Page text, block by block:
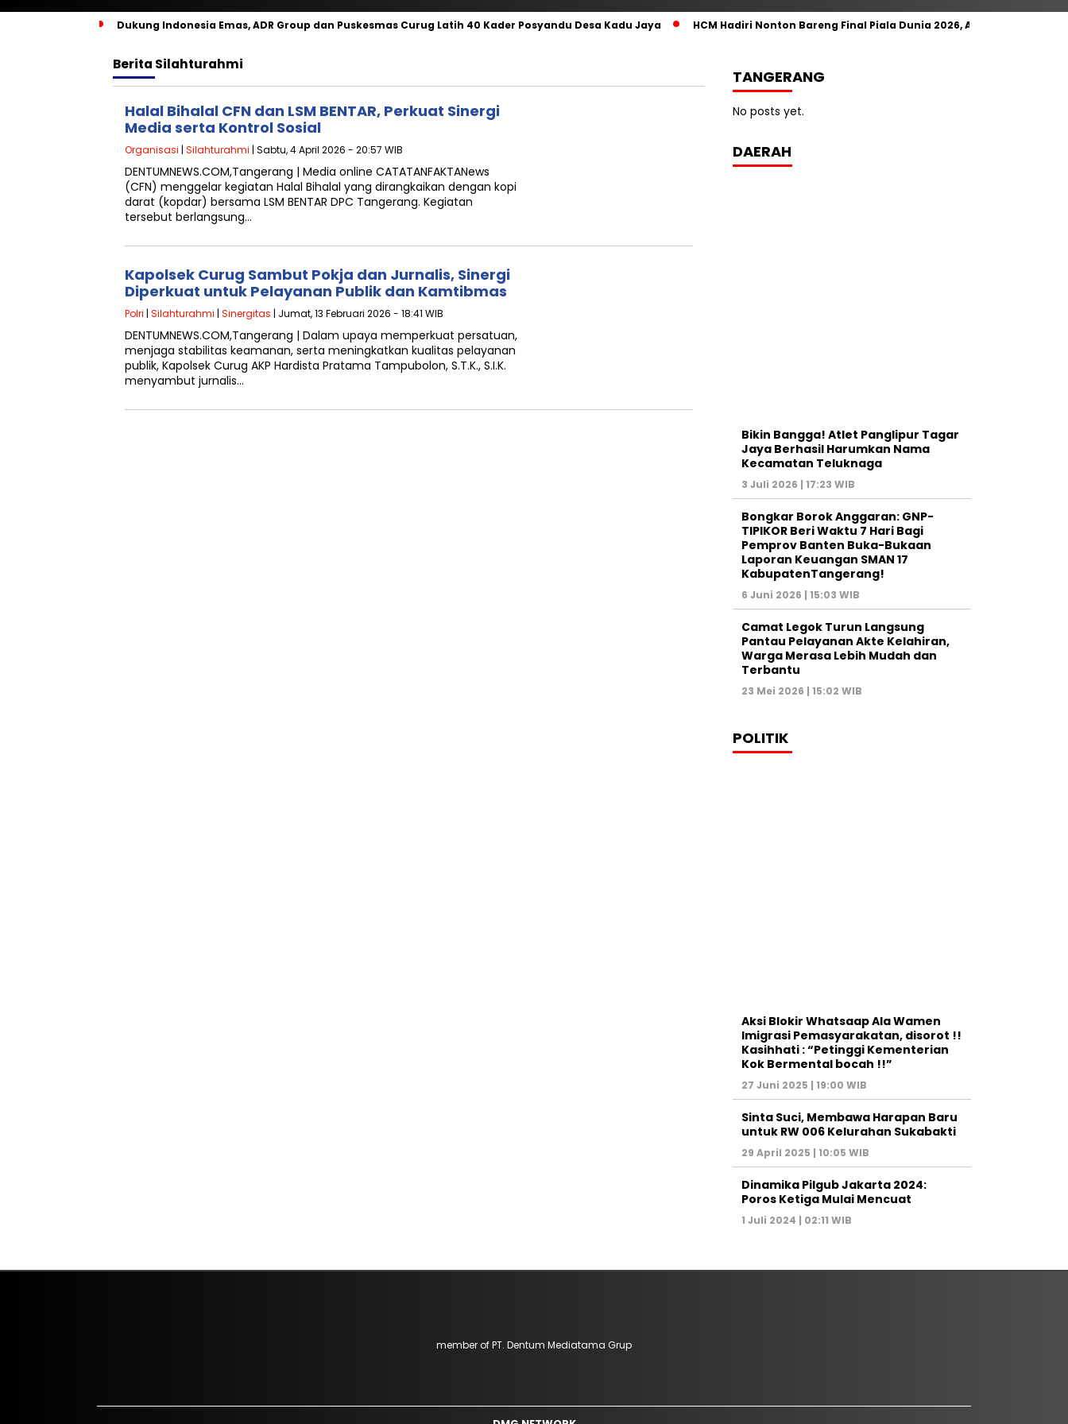
‎Dukung Indonesia Emas, ADR Group dan Puskesmas Curug Latih 40 Kader Posyandu Desa Kadu Jaya‎ HCM Hadiri Nonton Bareng Final Piala Dunia 2026, Antusias Warga
Berita Silahturahmi
Halal Bihalal CFN dan LSM BENTAR, Perkuat Sinergi
Media serta Kontrol Sosial
Organisasi | Silahturahmi | Sabtu, 4 April 2026 - 20:57 WIB
DENTUMNEWS.COM,Tangerang | Media online CATATANFAKTANews
(CFN) menggelar kegiatan Halal Bihalal yang dirangkaikan dengan kopi
darat (kopdar) bersama LSM BENTAR DPC Tangerang. Kegiatan
tersebut berlangsung…
Kapolsek Curug Sambut Pokja dan Jurnalis, Sinergi
Diperkuat untuk Pelayanan Publik dan Kamtibmas
Polri | Silahturahmi | Sinergitas | Jumat, 13 Februari 2026 - 18:41 WIB
DENTUMNEWS.COM,Tangerang | Dalam upaya memperkuat persatuan,
menjaga stabilitas keamanan, serta meningkatkan kualitas pelayanan
publik, Kapolsek Curug AKP Hardista Pratama Tampubolon, S.T.K., S.I.K.
menyambut jurnalis…
TANGERANG
No posts yet.
DAERAH
Bikin Bangga! Atlet Panglipur Tagar
Jaya Berhasil Harumkan Nama
Kecamatan Teluknaga
3 Juli 2026 | 17:23 WIB
Bongkar Borok Anggaran: GNP-
TIPIKOR Beri Waktu 7 Hari Bagi
Pemprov Banten Buka-Bukaan
Laporan Keuangan SMAN 17
KabupatenTangerang!
6 Juni 2026 | 15:03 WIB
‎Camat Legok Turun Langsung
Pantau Pelayanan Akte Kelahiran,
Warga Merasa Lebih Mudah dan
Terbantu‎
23 Mei 2026 | 15:02 WIB
POLITIK
Aksi Blokir Whatsaap Ala Wamen
Imigrasi Pemasyarakatan, disorot !!
Kasihhati : “Petinggi Kementerian
Kok Bermental bocah !!”
27 Juni 2025 | 19:00 WIB
Sinta Suci, Membawa Harapan Baru
untuk RW 006 Kelurahan Sukabakti
29 April 2025 | 10:05 WIB
Dinamika Pilgub Jakarta 2024:
Poros Ketiga Mulai Mencuat
1 Juli 2024 | 02:11 WIB
member of PT. Dentum Mediatama Grup